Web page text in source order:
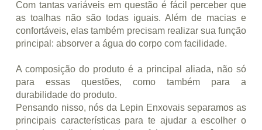
Com tantas variáveis em questão é fácil perceber que
as toalhas não são todas iguais. Além de macias e
confortáveis, elas também precisam realizar sua função
principal: absorver a água do corpo com facilidade.
A composição do produto é a principal aliada, não só
para essas questões, como também para a
durabilidade do produto.
Pensando nisso, nós da Lepin Enxovais separamos as
principais características para te ajudar a escolher o